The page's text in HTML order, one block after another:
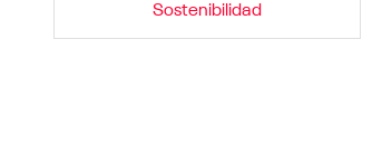
Sostenibilidad